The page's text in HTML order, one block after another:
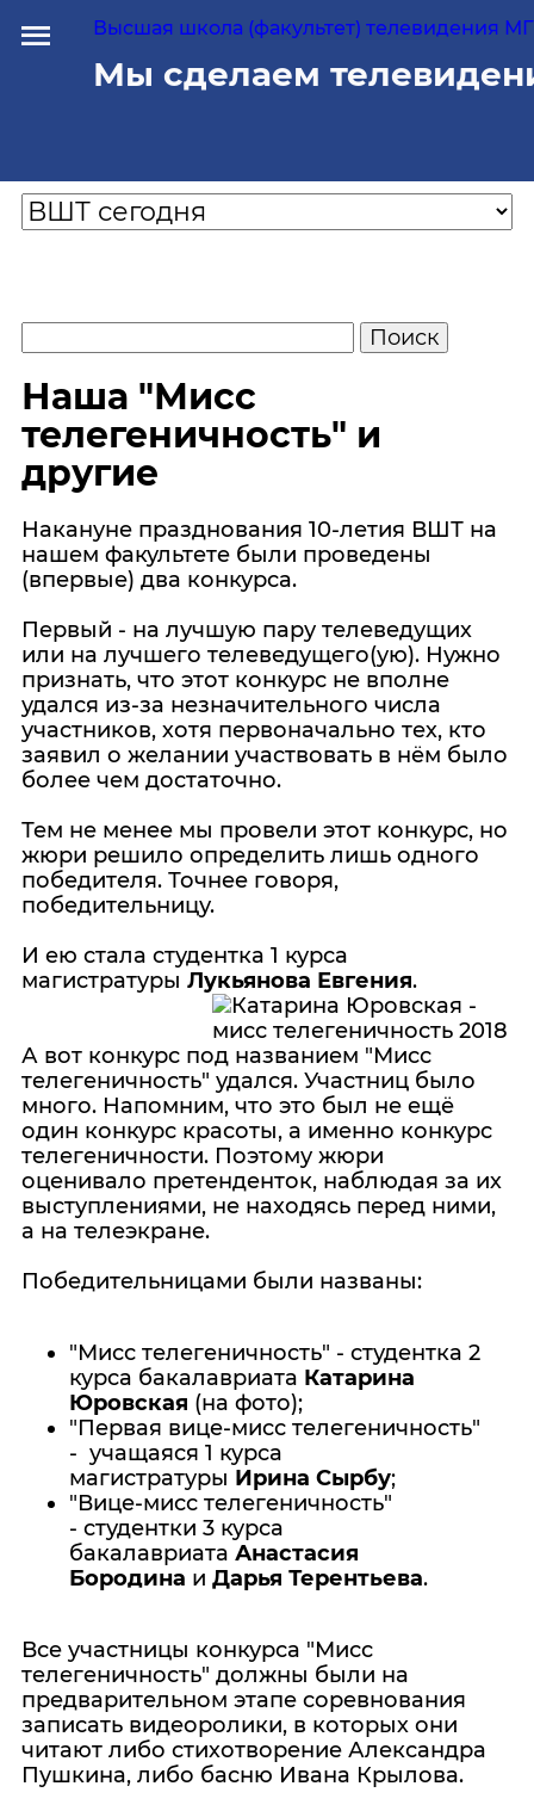
Высшая школа (факультет) телевидения
Мы сделаем
Наша "Мисс
телегеничность" и
другие
Накануне празднования 10-летия ВШТ на
нашем факультете были проведены
(впервые) два конкурса.
Первый - на лучшую пару телеведущих
или на лучшего телеведущего(ую). Нужно
признать, что этот конкурс не вполне
удался из-за незначительного числа
участников, хотя первоначально тех, кто
заявил о желании участвовать в нём было
более чем достаточно.
Тем не менее мы провели этот конкурс, но
жюри решило определить лишь одного
победителя. Точнее говоря,
победительницу.
И ею стала студентка 1 курса
магистратуры Лукьянова Евгения.
А вот конкурс под названием "Мисс
телегеничность" удался. Участниц было
много. Напомним, что это был не ещё
один конкурс красоты, а именно конкурс
телегеничности. Поэтому жюри
оценивало претенденток, наблюдая за их
выступлениями, не находясь перед ними,
а на телеэкране.
Победительницами были названы:
"Мисс телегеничность" - студентка 2
курса бакалавриата Катарина
Юровская (на фото);
"Первая вице-мисс телегеничность"
- учащаяся 1 курса
магистратуры Ирина Сырбу;
"Вице-мисс телегеничность"
- студентки 3 курса
бакалавриата Анастасия
Бородина и Дарья Терентьева.
Все участницы конкурса "Мисс
телегеничность" должны были на
предварительном этапе соревнования
записать видеоролики, в которых они
читают либо стихотворение Александра
Пушкина, либо басню Ивана Крылова.